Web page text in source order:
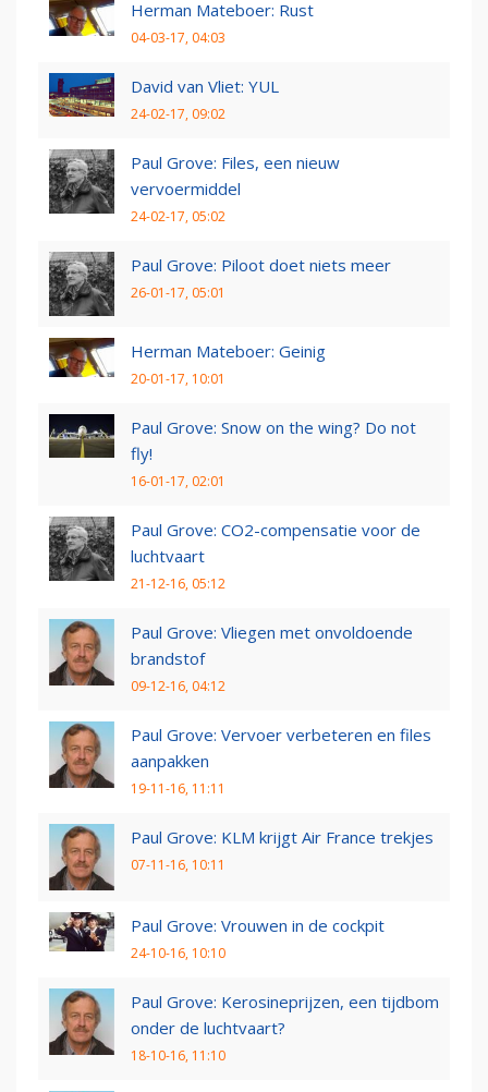
Herman Mateboer: Rust
04-03-17, 04:03
David van Vliet: YUL
24-02-17, 09:02
Paul Grove: Files, een nieuw
vervoermiddel
24-02-17, 05:02
Paul Grove: Piloot doet niets meer
26-01-17, 05:01
Herman Mateboer: Geinig
20-01-17, 10:01
Paul Grove: Snow on the wing? Do not
fly!
16-01-17, 02:01
Paul Grove: CO2-compensatie voor de
luchtvaart
21-12-16, 05:12
Paul Grove: Vliegen met onvoldoende
brandstof
09-12-16, 04:12
Paul Grove: Vervoer verbeteren en files
aanpakken
19-11-16, 11:11
Paul Grove: KLM krijgt Air France trekjes
07-11-16, 10:11
Paul Grove: Vrouwen in de cockpit
24-10-16, 10:10
Paul Grove: Kerosineprijzen, een tijdbom
onder de luchtvaart?
18-10-16, 11:10